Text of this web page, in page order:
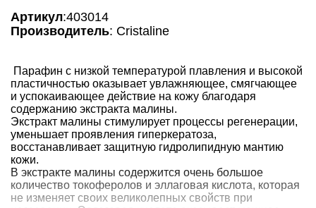
Артикул:403014
Производитель: Cristaline
Парафин с низкой температурой плавления и высокой
пластичностью оказывает увлажняющее, смягчающее
и успокаивающее действие на кожу благодаря
содержанию экстракта малины.
Экстракт малины стимулирует процессы регенерации,
уменьшает проявления гиперкератоза,
восстанавливает защитную гидролипидную мантию
кожи.
В экстракте малины содержится очень большое
количество токоферолов и эллаговая кислота, которая
не изменяет своих великолепных свойств при